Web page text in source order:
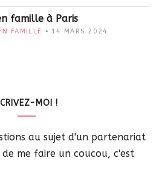
famille à Paris
FAMILLE 14 MARS 2024
MOI !
au sujet d'un partenariat
me faire un coucou, c'est